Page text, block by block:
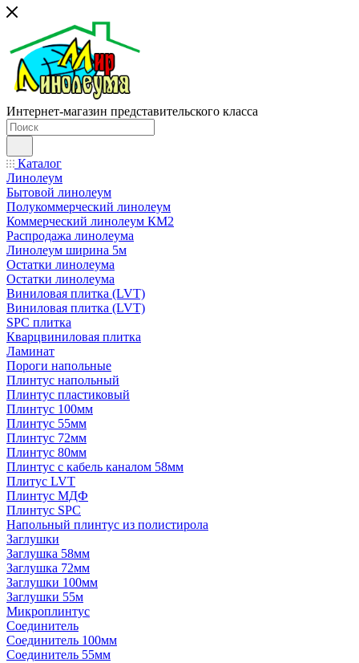
Интернет-магазин представительского класса
Каталог
Линолеум
Бытовой линолеум
Полукоммерческий линолеум
Коммерческий линолеум КМ2
Распродажа линолеума
Линолеум ширина 5м
Остатки линолеума
Остатки линолеума
Виниловая плитка (LVT)
Виниловая плитка (LVT)
SPC плитка
Кварцвиниловая плитка
Ламинат
Пороги напольные
Плинтус напольный
Плинтус пластиковый
Плинтус 100мм
Плинтус 55мм
Плинтус 72мм
Плинтус 80мм
Плинтус с кабель каналом 58мм
Плитус LVT
Плинтус МДФ
Плинтус SPC
Напольный плинтус из полистирола
Заглушки
Заглушка 58мм
Заглушка 72мм
Заглушки 100мм
Заглушки 55м
Микроплинтус
Соединитель
Соединитель 100мм
Соединитель 55мм